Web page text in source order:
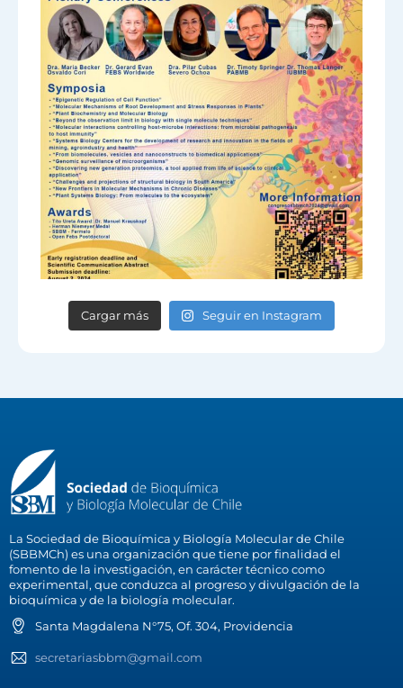
Cargar más Seguir en Instagram
La Sociedad de Bioquímica y Biología Molecular de Chile
(SBBMCh) es una organización que tiene por finalidad el
fomento de la investigación, en carácter técnico como
experimental, que conduzca al progreso y divulgación de la
bioquímica y de la biología molecular.
Santa Magdalena N°75, Of. 304, Providencia
secretariasbbm@gmail.com